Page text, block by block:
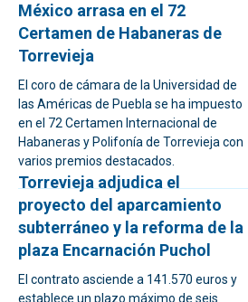
México arrasa en el 72
Certamen de Habaneras de
Torrevieja
El coro de cámara de la Universidad de
las Américas de Puebla se ha impuesto
en el 72 Certamen Internacional de
Habaneras y Polifonía de Torrevieja con
varios premios destacados.
Torrevieja adjudica el
proyecto del aparcamiento
subterráneo y la reforma de la
plaza Encarnación Puchol
El contrato asciende a 141.570 euros y
establece un plazo máximo de seis